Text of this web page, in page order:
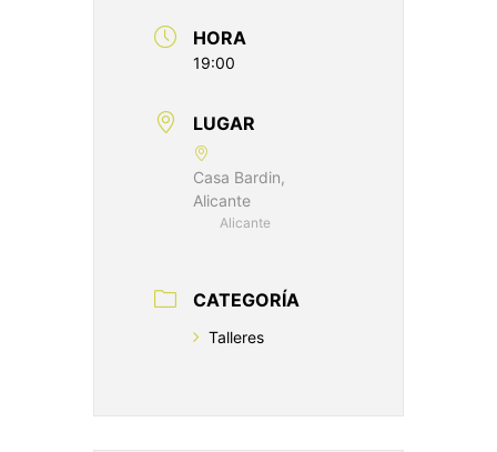
HORA
19:00
LUGAR
Casa Bardin,
Alicante
Alicante
CATEGORÍA
Talleres